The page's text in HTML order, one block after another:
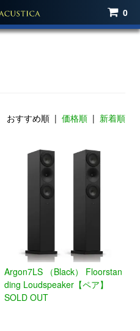
0
おすすめ順 | 価格順| 新着順
Argon7LS （Black） Floorstan
ding Loudspeaker【ペア】
SOLD OUT